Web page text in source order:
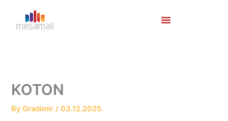
content
KOTON
ByGradimir/03.12.2025.